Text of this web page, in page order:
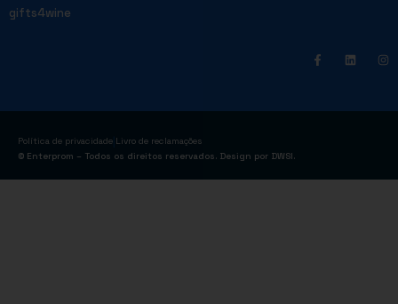
gifts4wine
Política de privacidade Livro de reclamações
© Enterprom – Todos os direitos reservados. Design por DWSI.